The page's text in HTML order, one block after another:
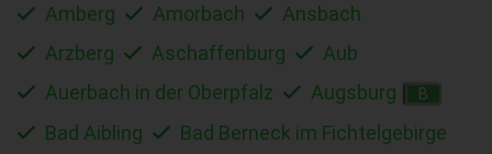
Amberg
Amorbach
Ansbach
Arzberg
Aschaffenburg
Aub
Auerbach in der Oberpfalz
Augsburg B
Bad Aibling
Bad Berneck im Fichtelgebirge